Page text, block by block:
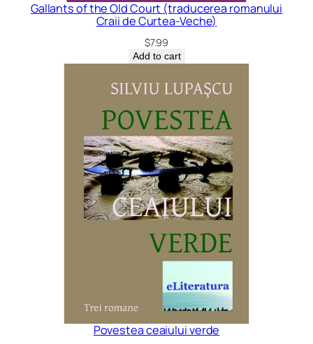
Gallants of the Old Court (traducerea romanului
Craii de Curtea-Veche)
$7.99
Add to cart
Povestea ceaiului verde